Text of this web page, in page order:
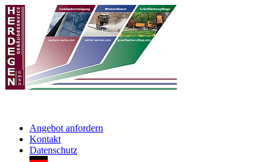
Angebot anfordern
Kontakt
Datenschutz